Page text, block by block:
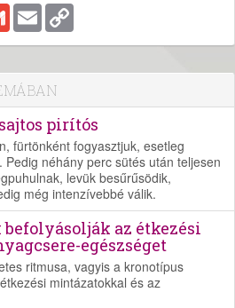
Gmail Email
pirítós
fürtönként fogyasztjuk, esetleg
néhány perc sütés után teljesen
levük besűrűsödik,
még intenzívebbé válik.
az étkezési
egészséget
ritmusa, vagyis a kronotípus
mintázatokkal és az